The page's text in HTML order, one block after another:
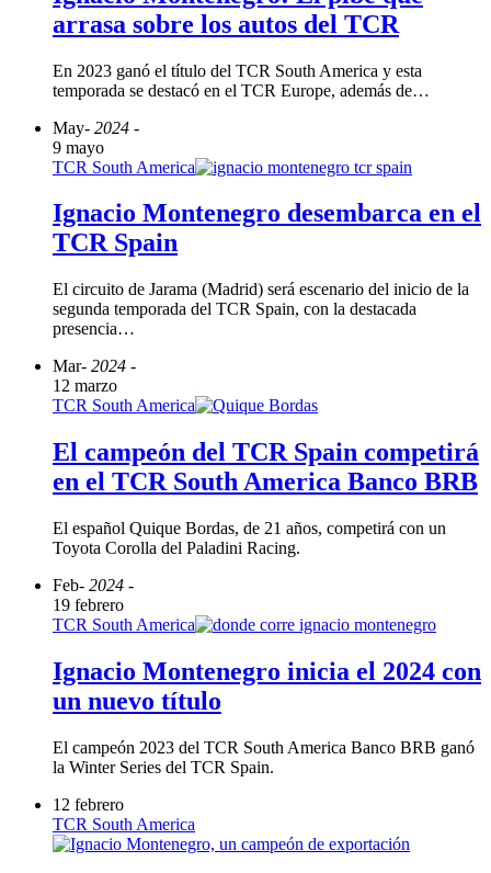
arrasa sobre los autos del TCR
En 2023 ganó el título del TCR South America y esta
temporada se destacó en el TCR Europe, además de…
May- 2024 -
9 mayo
TCR South America
Ignacio Montenegro desembarca en el
TCR Spain
El circuito de Jarama (Madrid) será escenario del inicio de la
segunda temporada del TCR Spain, con la destacada
presencia…
Mar- 2024 -
12 marzo
TCR South America
El campeón del TCR Spain competirá
en el TCR South America Banco BRB
El español Quique Bordas, de 21 años, competirá con un
Toyota Corolla del Paladini Racing.
Feb- 2024 -
19 febrero
TCR South America
Ignacio Montenegro inicia el 2024 con
un nuevo título
El campeón 2023 del TCR South America Banco BRB ganó
la Winter Series del TCR Spain.
12 febrero
TCR South America